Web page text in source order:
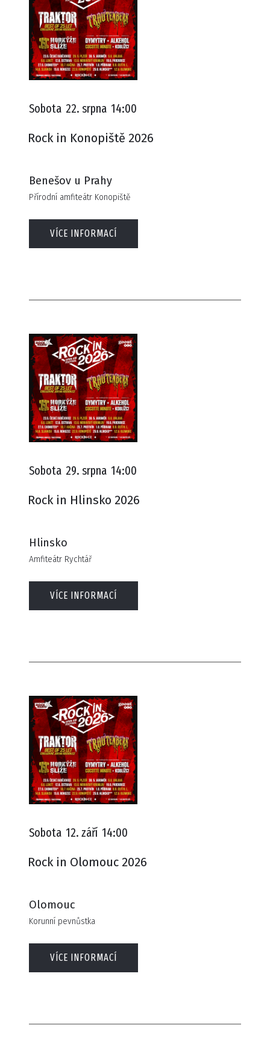
Sobota 22. srpna 14:00
Rock in Konopiště 2026
Benešov u Prahy
Přírodní amfiteátr Konopiště
VÍCE INFORMACÍ
Sobota 29. srpna 14:00
Rock in Hlinsko 2026
Hlinsko
Amfiteátr Rychtář
VÍCE INFORMACÍ
Sobota 12. září 14:00
Rock in Olomouc 2026
Olomouc
Korunní pevnůstka
VÍCE INFORMACÍ